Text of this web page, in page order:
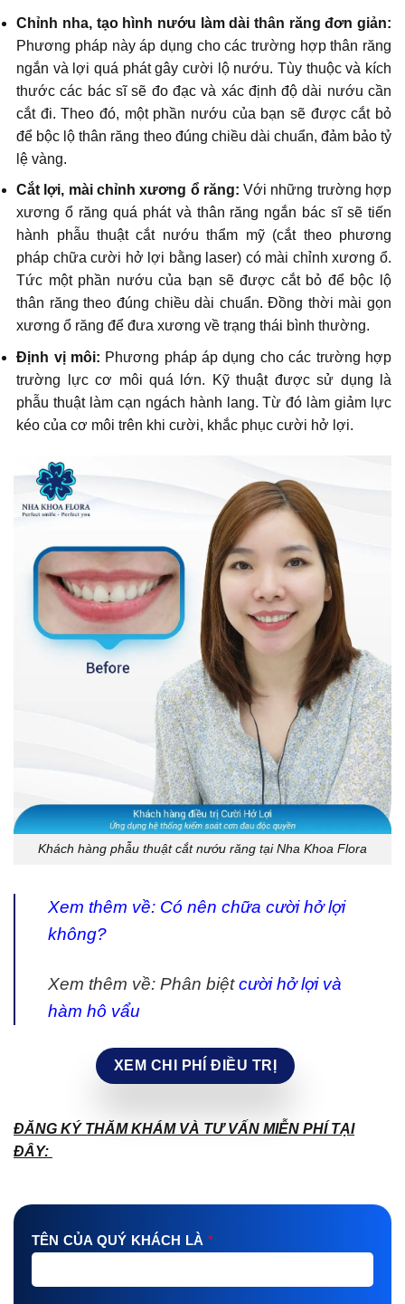
Chỉnh nha, tạo hình nướu làm dài thân răng đơn giản:
Phương pháp này áp dụng cho các trường hợp thân răng
ngắn và lợi quá phát gây cười lộ nướu. Tùy thuộc và kích
thước các bác sĩ sẽ đo đạc và xác định độ dài nướu cần
cắt đi. Theo đó, một phần nướu của bạn sẽ được cắt bỏ
để bộc lộ thân răng theo đúng chiều dài chuẩn, đảm bảo tỷ
lệ vàng.
Cắt lợi, mài chỉnh xương ổ răng: Với những trường hợp
xương ổ răng quá phát và thân răng ngắn bác sĩ sẽ tiến
hành phẫu thuật cắt nướu thẩm mỹ (cắt theo phương
pháp chữa cười hở lợi bằng laser) có mài chỉnh xương ổ.
Tức một phần nướu của bạn sẽ được cắt bỏ để bộc lộ
thân răng theo đúng chiều dài chuẩn. Đồng thời mài gọn
xương ổ răng để đưa xương về trạng thái bình thường.
Định vị môi: Phương pháp áp dụng cho các trường hợp
trường lực cơ môi quá lớn. Kỹ thuật được sử dụng là
phẫu thuật làm cạn ngách hành lang. Từ đó làm giảm lực
kéo của cơ môi trên khi cười, khắc phục cười hở lợi.
Khách hàng phẫu thuật cắt nướu răng tại Nha Khoa Flora
Xem thêm về: Có nên chữa cười hở lợi
không?
Xem thêm về: Phân biệtcười hở lợi và
hàm hô vẩu
XEM CHI PHÍ ĐIỀU TRỊ
ĐĂNG KÝ THĂM KHÁM VÀ TƯ VẤN MIỄN PHÍ TẠI
ĐÂY:
TÊN CỦA QUÝ KHÁCH LÀ *